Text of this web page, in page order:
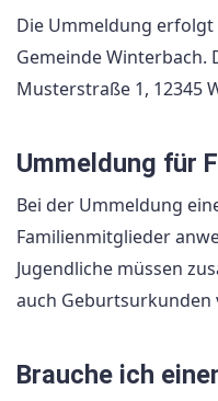
Die Ummeldung
Gemeinde Winterbach.
Musterstraße 1, 12345
Ummeldung für
Bei der Ummeldung
Familienmitglieder
Jugendliche müssen
auch Geburtsurkunden
Brauche ich